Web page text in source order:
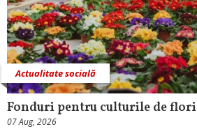
Actualitate socială
Fonduri pentru culturile de flori
07 Aug, 2026